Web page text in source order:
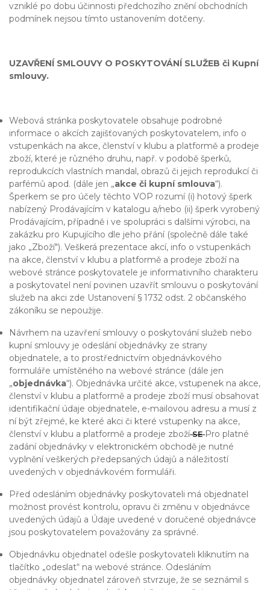
vzniklé po dobu účinnosti předchozího znění obchodních
podmínek nejsou tímto ustanovením dotčeny.
UZAVŘENÍ SMLOUVY O POSKYTOVÁNÍ SLUŽEB či Kupní
smlouvy.
Webová stránka poskytovatele obsahuje podrobné
informace o akcích zajišťovaných poskytovatelem, info o
vstupenkách na akce, členství v klubu a platformě a prodeje
zboží, které je různého druhu, např. v podobě šperků,
reprodukcích vlastních mandal, obrazů či jejich reprodukcí či
parfémů apod. (dále jen „akce či kupní smlouva“).
Šperkem se pro účely těchto VOP rozumí (i) hotový šperk
nabízený Prodávajícím v katalogu a/nebo (ii) šperk vyrobený
Prodávajícím, případně i ve spolupráci s dalšími výrobci, na
zakázku pro Kupujícího dle jeho přání (společně dále také
jako „Zboží"). Veškerá prezentace akcí, info o vstupenkách
na akce, členství v klubu a platformě a prodeje zboží na
webové stránce poskytovatele je informativního charakteru
a poskytovatel není povinen uzavřít smlouvu o poskytování
služeb na akci zde Ustanovení § 1732 odst. 2 občanského
zákoníku se nepoužije.
Návrhem na uzavření smlouvy o poskytování služeb nebo
kupní smlouvy je odeslání objednávky ze strany
objednatele, a to prostřednictvím objednávkového
formuláře umístěného na webové stránce (dále jen
„objednávka“). Objednávka určité akce, vstupenek na akce,
členství v klubu a platformě a prodeje zboží musí obsahovat
identifikační údaje objednatele, e-mailovou adresu a musí z
ní být zřejmé, ke které akci či které vstupenky na akce,
členství v klubu a platformě a prodeje zbožíSEPro platné
zadání objednávky v elektronickém obchodě je nutné
vyplnění veškerých předepsaných údajů a náležitostí
uvedených v objednávkovém formuláři.
Před odesláním objednávky poskytovateli má objednatel
možnost provést kontrolu, opravu či změnu v objednávce
uvedených údajů a Údaje uvedené v doručené objednávce
jsou poskytovatelem považovány za správné.
Objednávku objednatel odešle poskytovateli kliknutím na
tlačítko „odeslat“ na webové stránce. Odesláním
objednávky objednatel zároveň stvrzuje, že se seznámil s